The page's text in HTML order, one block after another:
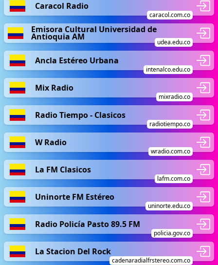
Caracol Radio
caracol.com.co
Emisora Cultural Universidad de
Antioquia AM
udea.edu.co
Ancla Estéreo Urbana
intenalco.edu.co
Mix Radio
mixradio.co
Radio Tiempo - Clasicos
radiotiempo.co
W Radio
wradio.com.co
La FM Clasicos
lafm.com.co
Uninorte FM Estéreo
uninorte.edu.co
Radio Policía Pasto 89.5 FM
policia.gov.co
La Stacion Del Rock
cadenaradialfrstereo.com.co